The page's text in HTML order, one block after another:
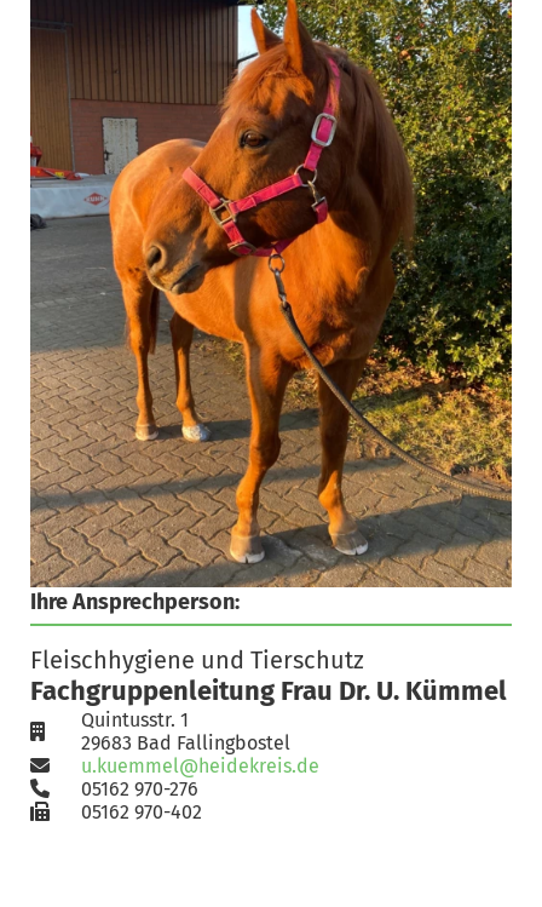
Ihre Ansprechperson:
Fleischhygiene und Tierschutz
Fachgruppenleitung Frau Dr. U. Kümmel
Quintusstr. 1
29683 Bad Fallingbostel
u.kuemmel@heidekreis.de
05162 970-276
05162 970-402